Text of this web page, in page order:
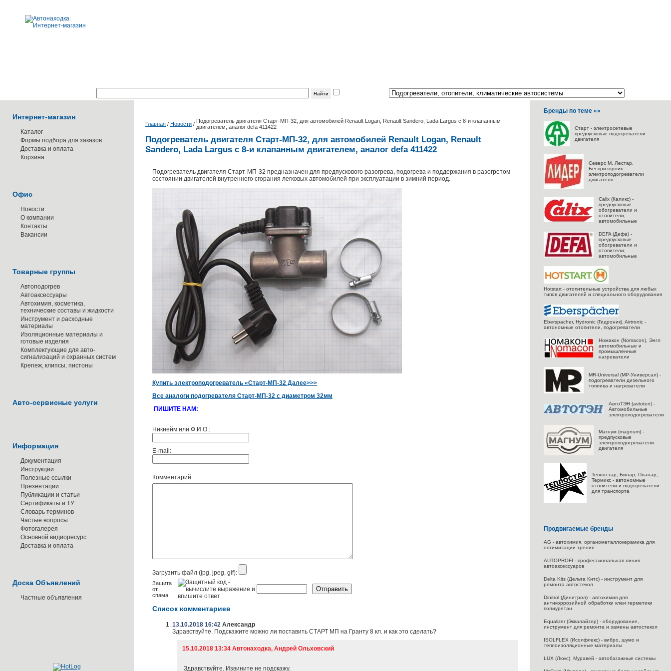
Интернет-магазин
Каталог
Формы подбора для заказов
Доставка и оплата
Корзина
Офис
Новости
О компании
Контакты
Вакансии
Товарные группы
Автоподогрев
Автоаксессуары
Автохимия, косметика,
технические составы и жидкости
Инструмент и расходные
материалы
Изоляционные материалы и
готовые изделия
Комплектующие для авто-
сигнализаций и охранных систем
Крепеж, клипсы, пистоны
Авто-сервисные услуги
Информация
Документация
Инструкции
Полезные ссылки
Презентации
Публикации и статьи
Сертификаты и ТУ
Словарь терминов
Частые вопросы
Фотогалерея
Основной видиоресурс
Доставка и оплата
Доска Объявлений
Частные объявления
Главная / Новости / Подогреватель двигателя Старт-МП-32, для автомобилей Renault Logan, Renault Sandero, Lada Largus с 8-и клапанным
двигателем, аналог defa 411422
Подогреватель двигателя Старт-МП-32, для автомобилей Renault Logan, Renault
Sandero, Lada Largus с 8-и клапанным двигателем, аналог defa 411422
Подогреватель двигателя Старт-МП-32 предназначен для предпускового разогрева, подогрева и поддержания в разогретом
состоянии двигателей внутреннего сгорания легковых автомобилей при эксплуатации в зимний период.
Купить электроподогреватель «Старт-МП-32 Далее>>>
Все аналоги подогревателя Старт-МП-32 с диаметром 32мм
ПИШИТЕ НАМ:
Никнейм или Ф.И.О.:
E-mail:
Комментарий:
Загрузить файл (jpg, jpeg, gif):
Защита
от
спама:
Список комментариев
13.10.2018 16:42 Александр
Здравствуйте. Подскажите можно ли поставить СТАРТ МП на Гранту 8 кл. и как это сделать?
15.10.2018 13:34 Автонаходка, Андрей Ольховский
Здравствуйте. Извините не подскажу.
Бренды по теме «»
Старт - электросетевые
предпусковые подогреватели
двигателя
Северс M, Лестар,
Беспризорник
электроподогреватели
двигателя
Calix (Каликс) -
предпусковые
обогреватели и
отопители,
автомобильные
DEFA (Дефа) -
предпусковые
обогреватели и
отопители,
автомобильные
Hotstart - отопительные устройства для любых
типов двигателей и специального оборудования
Eberspacher, Hydronic (Гидроник), Airtronic -
автономные отопители, подогреватели
Номакон (Nomacon), Энгл
автомобильные и
промышленные
нагреватели
MR-Universal (МР-Универсал) -
подогреватели дизельного
топлива и нагреватели
АвтоТЭН (avtoten) -
Автомобильные
электроподогреватели
Магнум (magnum) -
предпусковые
электроподогреватели
двигателя
Теплостар, Бинар, Планар,
Термикс - автономные
отопители и подогреватели
для транспорта
Продвигаемые бренды
AG - автохимия, органометаллокерамика для
оптимизации трения
AUTOPROFI - профессиональная линия
автоаксессуаров
Delta Kits (Дельта Китс) - инструмент для
ремонта автостекол
Dinitrol (Динитрол) - автохимия для
антикоррозийной обработки клеи герметики
полиуретан
Equalizer (Эквалайзер) - оборудование,
инструмент для ремонта и замены автостекол
ISOLFLEX (Исолфлекс) - вибро, шумо и
теплоизоляционные материалы
LUX (Люкс), Муравей - автобагажные системы